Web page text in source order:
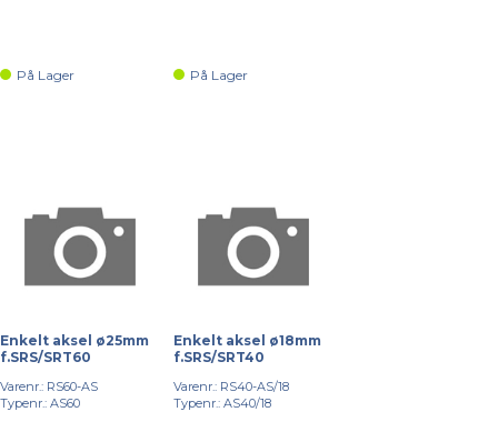
På Lager På Lager
Enkelt aksel ø25mm
f.SRS/SRT60
Varenr.: RS60-AS
Typenr.: AS60
Enkelt aksel ø18mm
f.SRS/SRT40
Varenr.: RS40-AS/18
Typenr.: AS40/18